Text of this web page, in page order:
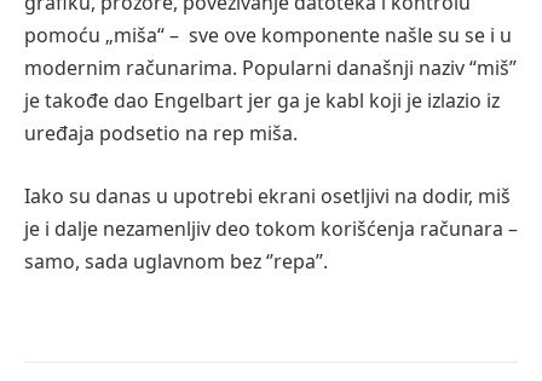
pomoću „miša“ – sve ove komponente našle su se i u
modernim računarima. Popularni današnji naziv “miš”
je takođe dao Engelbart jer ga je kabl koji je izlazio iz
uređaja podsetio na rep miša.
Iako su danas u upotrebi ekrani osetljivi na dodir, miš
je i dalje nezamenljiv deo tokom korišćenja računara –
samo, sada uglavnom bez ‘’repa’’.